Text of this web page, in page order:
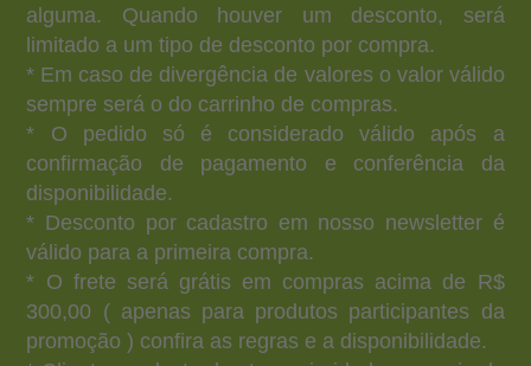
alguma. Quando houver um desconto, será
limitado a um tipo de desconto por compra.
* Em caso de divergência de valores o valor válido
sempre será o do carrinho de compras.
* O pedido só é considerado válido após a
confirmação de pagamento e conferência da
disponibilidade.
* Desconto por cadastro em nosso newsletter é
válido para a primeira compra.
* O frete será grátis em compras acima de R$
300,00 ( apenas para produtos participantes da
promoção ) confira as regras e a disponibilidade.